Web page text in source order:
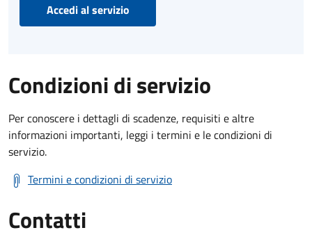
Accedi al servizio
Condizioni di servizio
Per conoscere i dettagli di scadenze, requisiti e altre
informazioni importanti, leggi i termini e le condizioni di
servizio.
Termini e condizioni di servizio
Contatti